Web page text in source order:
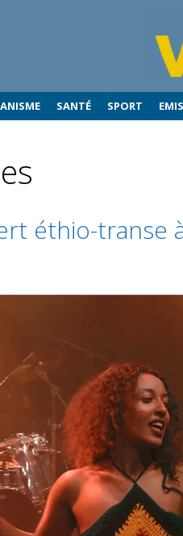
SANTÉ SPORT
éthio-transe